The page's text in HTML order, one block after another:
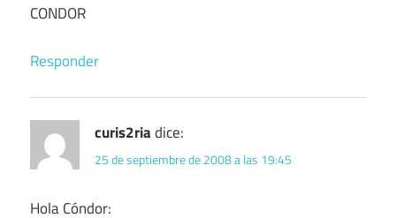
CONDOR
Responder
curis2riadice:
25 de septiembre de 2008 a las 19:45
Hola Cóndor: